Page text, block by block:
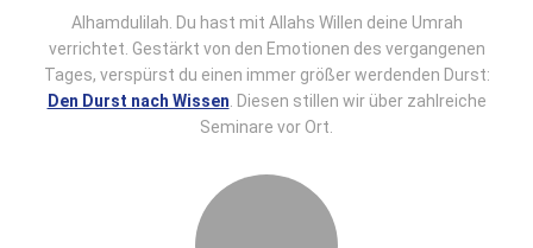
Alhamdulilah. Du hast mit Allahs Willen deine Umrah
verrichtet. Gestärkt von den Emotionen des vergangenen
Tages, verspürst du einen immer größer werdenden Durst:
Den Durst nach Wissen . Diesen stillen wir über zahlreiche
Seminare vor Ort.